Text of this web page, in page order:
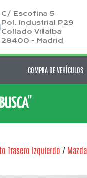
C/ Escofina 5
Pol. Industrial P29
Collado Villalba
28400 - Madrid
COMPRA DE VEHÍCULOS
Trasero Izquierdo / Mazda